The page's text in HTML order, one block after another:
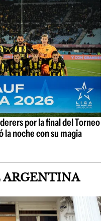
por la final del Torneo
la noche con su magia
ARGENTINA